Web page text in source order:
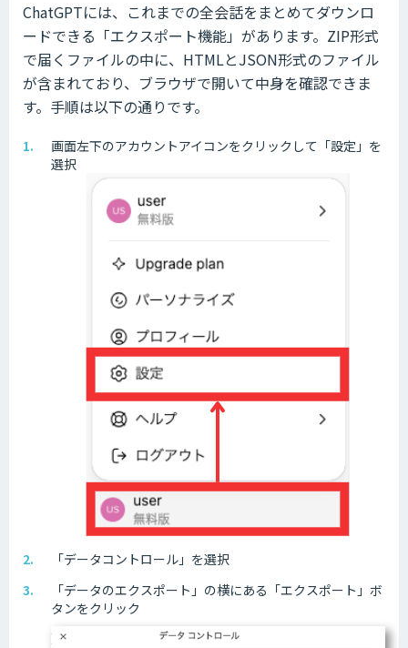
ChatGPTには、これまでの全会話をまとめてダウンロ
ードできる「エクスポート機能」があります。ZIP形式
で届くファイルの中に、HTMLとJSON形式のファイル
が含まれており、ブラウザで開いて中身を確認できま
す。手順は以下の通りです。
画面左下のアカウントアイコンをクリックして「設定」を
選択
「データコントロール」を選択
「データのエクスポート」の横にある「エクスポート」ボ
タンをクリック